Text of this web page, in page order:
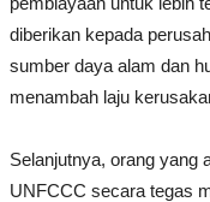
diberikan kepada
sumber daya alam dan
menambah laju
Selanjutnya, orang yang
UNFCCC secara tegas